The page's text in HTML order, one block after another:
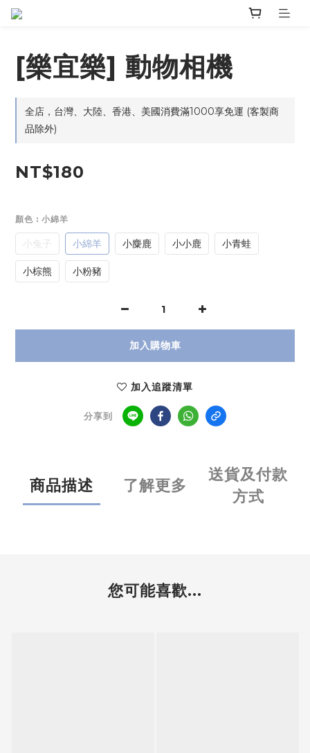
[樂宜樂] 動物相機
全店，台灣、大陸、香港、美國消費滿1000享免運 (客製商
品除外)
NT$180
顏色 : 小綿羊
小兔子 小綿羊 小麋鹿 小小鹿 小青蛙
小棕熊 小粉豬
加入購物車
加入追蹤清單
分享到
商品描述 了解更多
送貨及付款
方式
您可能喜歡...